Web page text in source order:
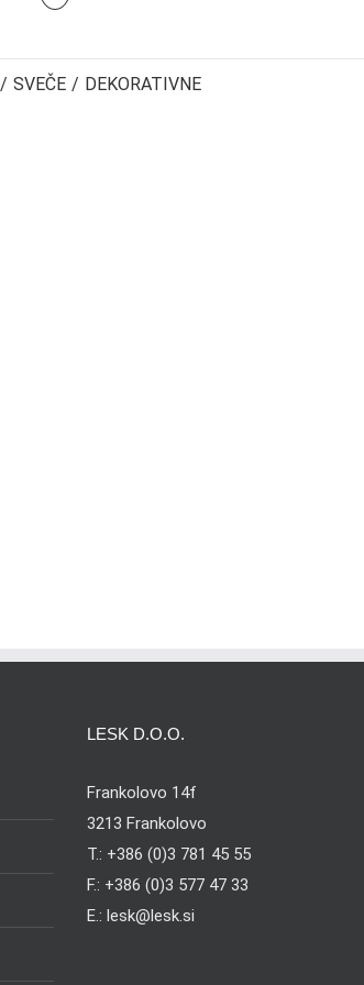
/ SVEČE / DEKORATIVNE
LESK D.O.O.
Frankolovo 14f
3213 Frankolovo
T.: +386 (0)3 781 45 55
F.: +386 (0)3 577 47 33
E.: lesk@lesk.si